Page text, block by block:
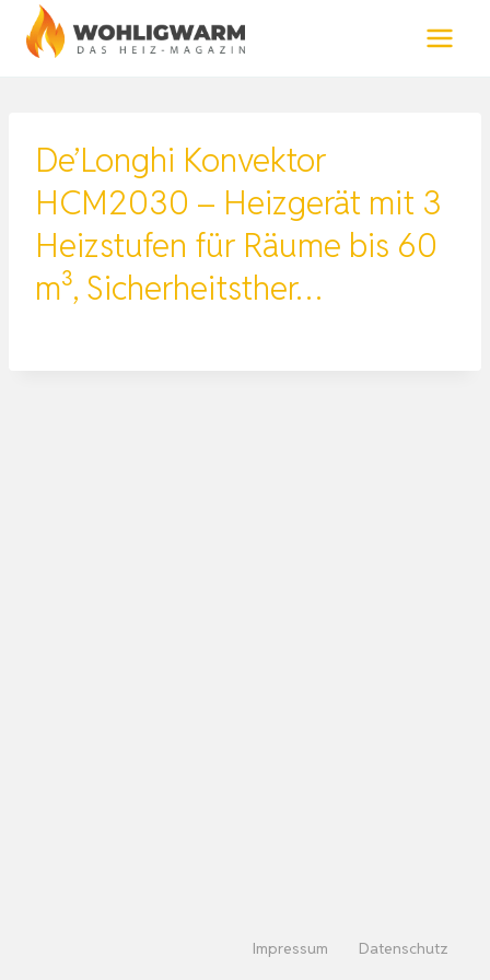
Zum
Inhalt
De’Longhi Konvektor
HCM2030 – Heizgerät mit 3
Heizstufen für Räume bis 60
m³, Sicherheitsther…
Impressum Datenschutz